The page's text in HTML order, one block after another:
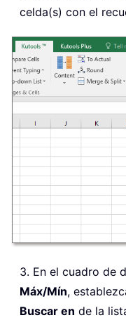
celda(s) con el
3. En el cuadro de
Máx/Mín,
Buscar en de la